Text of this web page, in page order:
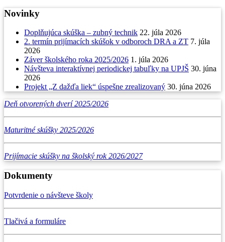
Novinky
Doplňujúca skúška – zubný technik 22. júla 2026
2. termín prijímacích skúšok v odboroch DRA a ZT 7. júla
2026
Záver školského roka 2025/2026 1. júla 2026
Návšteva interaktívnej periodickej tabuľky na UPJŠ 30. júna
2026
Projekt „Z dažďa liek“ úspešne zrealizovaný 30. júna 2026
Deň otvorených dverí 2025/2026
Maturitné skúšky 2025/2026
Prijímacie skúšky na školský rok 2026/2027
Dokumenty
Potvrdenie o návšteve školy
Tlačivá a formuláre